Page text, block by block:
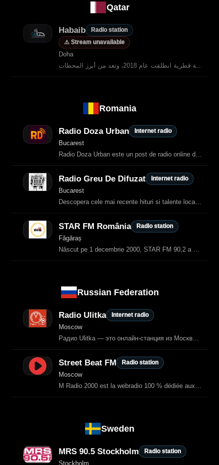
Qatar
Habaib
Radio station
⚠️ Stream unavailable
Doha
حبايب إف إم 93.7 هي محطة إذاعية قطرية انطلقت عام 2018، وتعد من أبرز المحطات
Romania
Radio Doza Urban Internet radio
Bucarest
Radio Doza Urban este un post de radio online din România care difuzează muzică
Radio Greu De Difuzat Internet radio
Bucarest
Descopera cele mai recente hituri si talente locale si invaluieste-te in cultura muzicala urbana alaturi de noi.
STAR FM România Radio station
Făgăraș
Născut pe 1 decembrie 2000, STAR FM 90,2 a crescut odată cu ascultătorii săi și
Russian Federation
Radio Ulitka Internet radio
Moscow
Радио Ulitka — это онлайн‑станция из Москвы, предлагающая разнообразную музыку
Street Beat FM Radio station
Moscow
M Radio 2000 est la webradio 100 % dédiée aux hits français des années 2000.
Sweden
MRS 90.5 Stockholm Radio station
Stockholm